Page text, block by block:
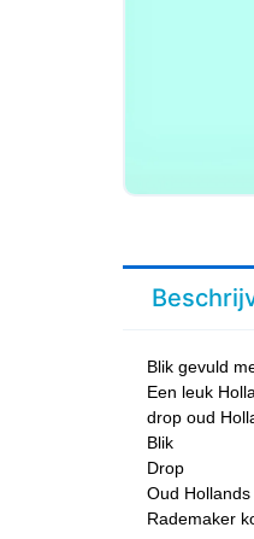
Blik gevuld
Een leuk
drop oud
Blik
Drop
Oud
Rademaker